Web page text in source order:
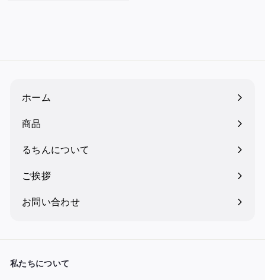
ホーム
商品
るちんについて
ご挨拶
お問い合わせ
私たちについて